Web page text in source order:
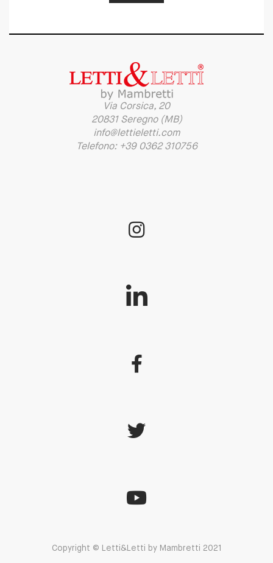
Via Corsica, 20
20831 Seregno (MB)
info@lettieletti.com
Telefono: +39 0362 310756
Copyright © Letti&Letti by Mambretti 2021